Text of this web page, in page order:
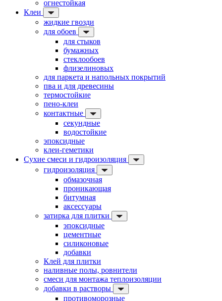
огнестойкая
Клеи
жидкие гвозди
для обоев
для стыков
бумажных
стеклообоев
флизелиновых
для паркета и напольных покрытий
пва и для древесины
термостойкие
пено-клеи
контактные
секундные
водостойкие
эпоксидные
клеи-геметики
Сухие смеси и гидроизоляция
гидроизоляция
обмазочная
проникающая
битумная
аксессуары
затирка для плитки
эпоксидные
цементные
силиконовые
добавки
Клей для плитки
наливные полы, ровнители
смеси для монтажа теплоизоляции
добавки в растворы
противоморозные